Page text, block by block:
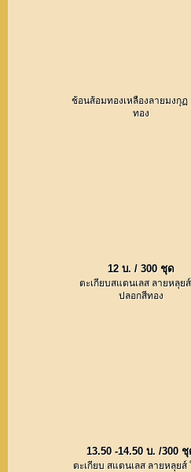
ช้อนส้อมทองเหลืองลายมงกุฏ
ทอง
12 บ. / 300 ชุด
ตะเกียบสแตนเลส ลายหลุย
ปลอกสีทอง
13.50 -14.50 บ. /300
ตะเกียบ สแตนเลส ลายหลุยส์